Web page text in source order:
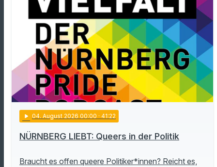
play_arrow 04. August 2026 00:00 · 41:22
NÜRNBERG LIEBT: Queers in der Politik
Braucht es offen queere Politiker*innen? Reicht es,